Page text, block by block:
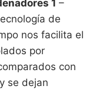
1 –
de
nos facilita el
por
con
se dejan